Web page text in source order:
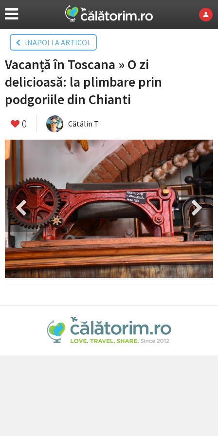
INAPOI LA ARTICOL
Vacanță în Toscana » O zi
delicioasă: la plimbare prin
podgoriile din Chianti
0 Cătălin T